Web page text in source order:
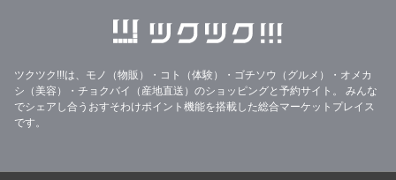
ツクツク!!!は、モノ（物販）・コト（体験）・ゴチソウ（グルメ）・オメカ
シ（美容）・チョクバイ（産地直送）のショッピングと予約サイト。
みんな
でシェアし合うおすそわけポイント機能を搭載した総合マーケットプレイス
です。